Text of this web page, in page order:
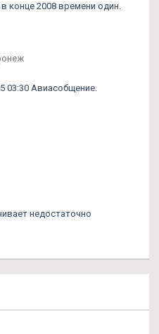
конце 2008 времени один.
03:30 Авиасобщение.
недостаточно